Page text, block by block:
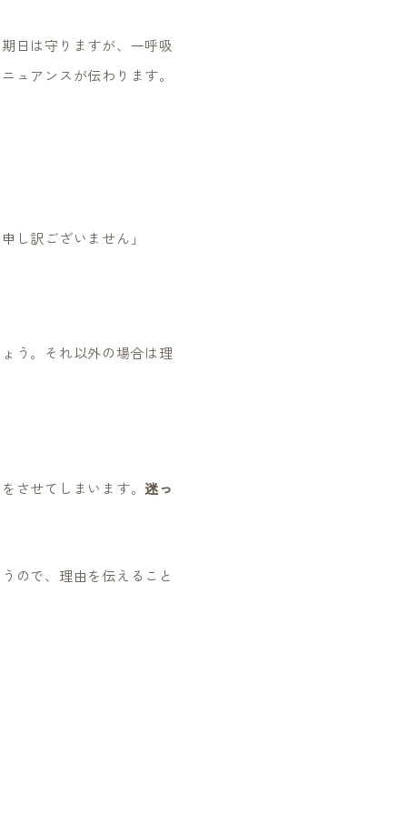
日は守りますが、一呼吸
ュアンスが伝わります。
し訳ございません」
う。それ以外の場合は理
させてしまいます。 迷っ
ので、理由を伝えること